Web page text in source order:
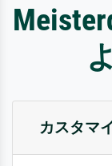
カスタマ